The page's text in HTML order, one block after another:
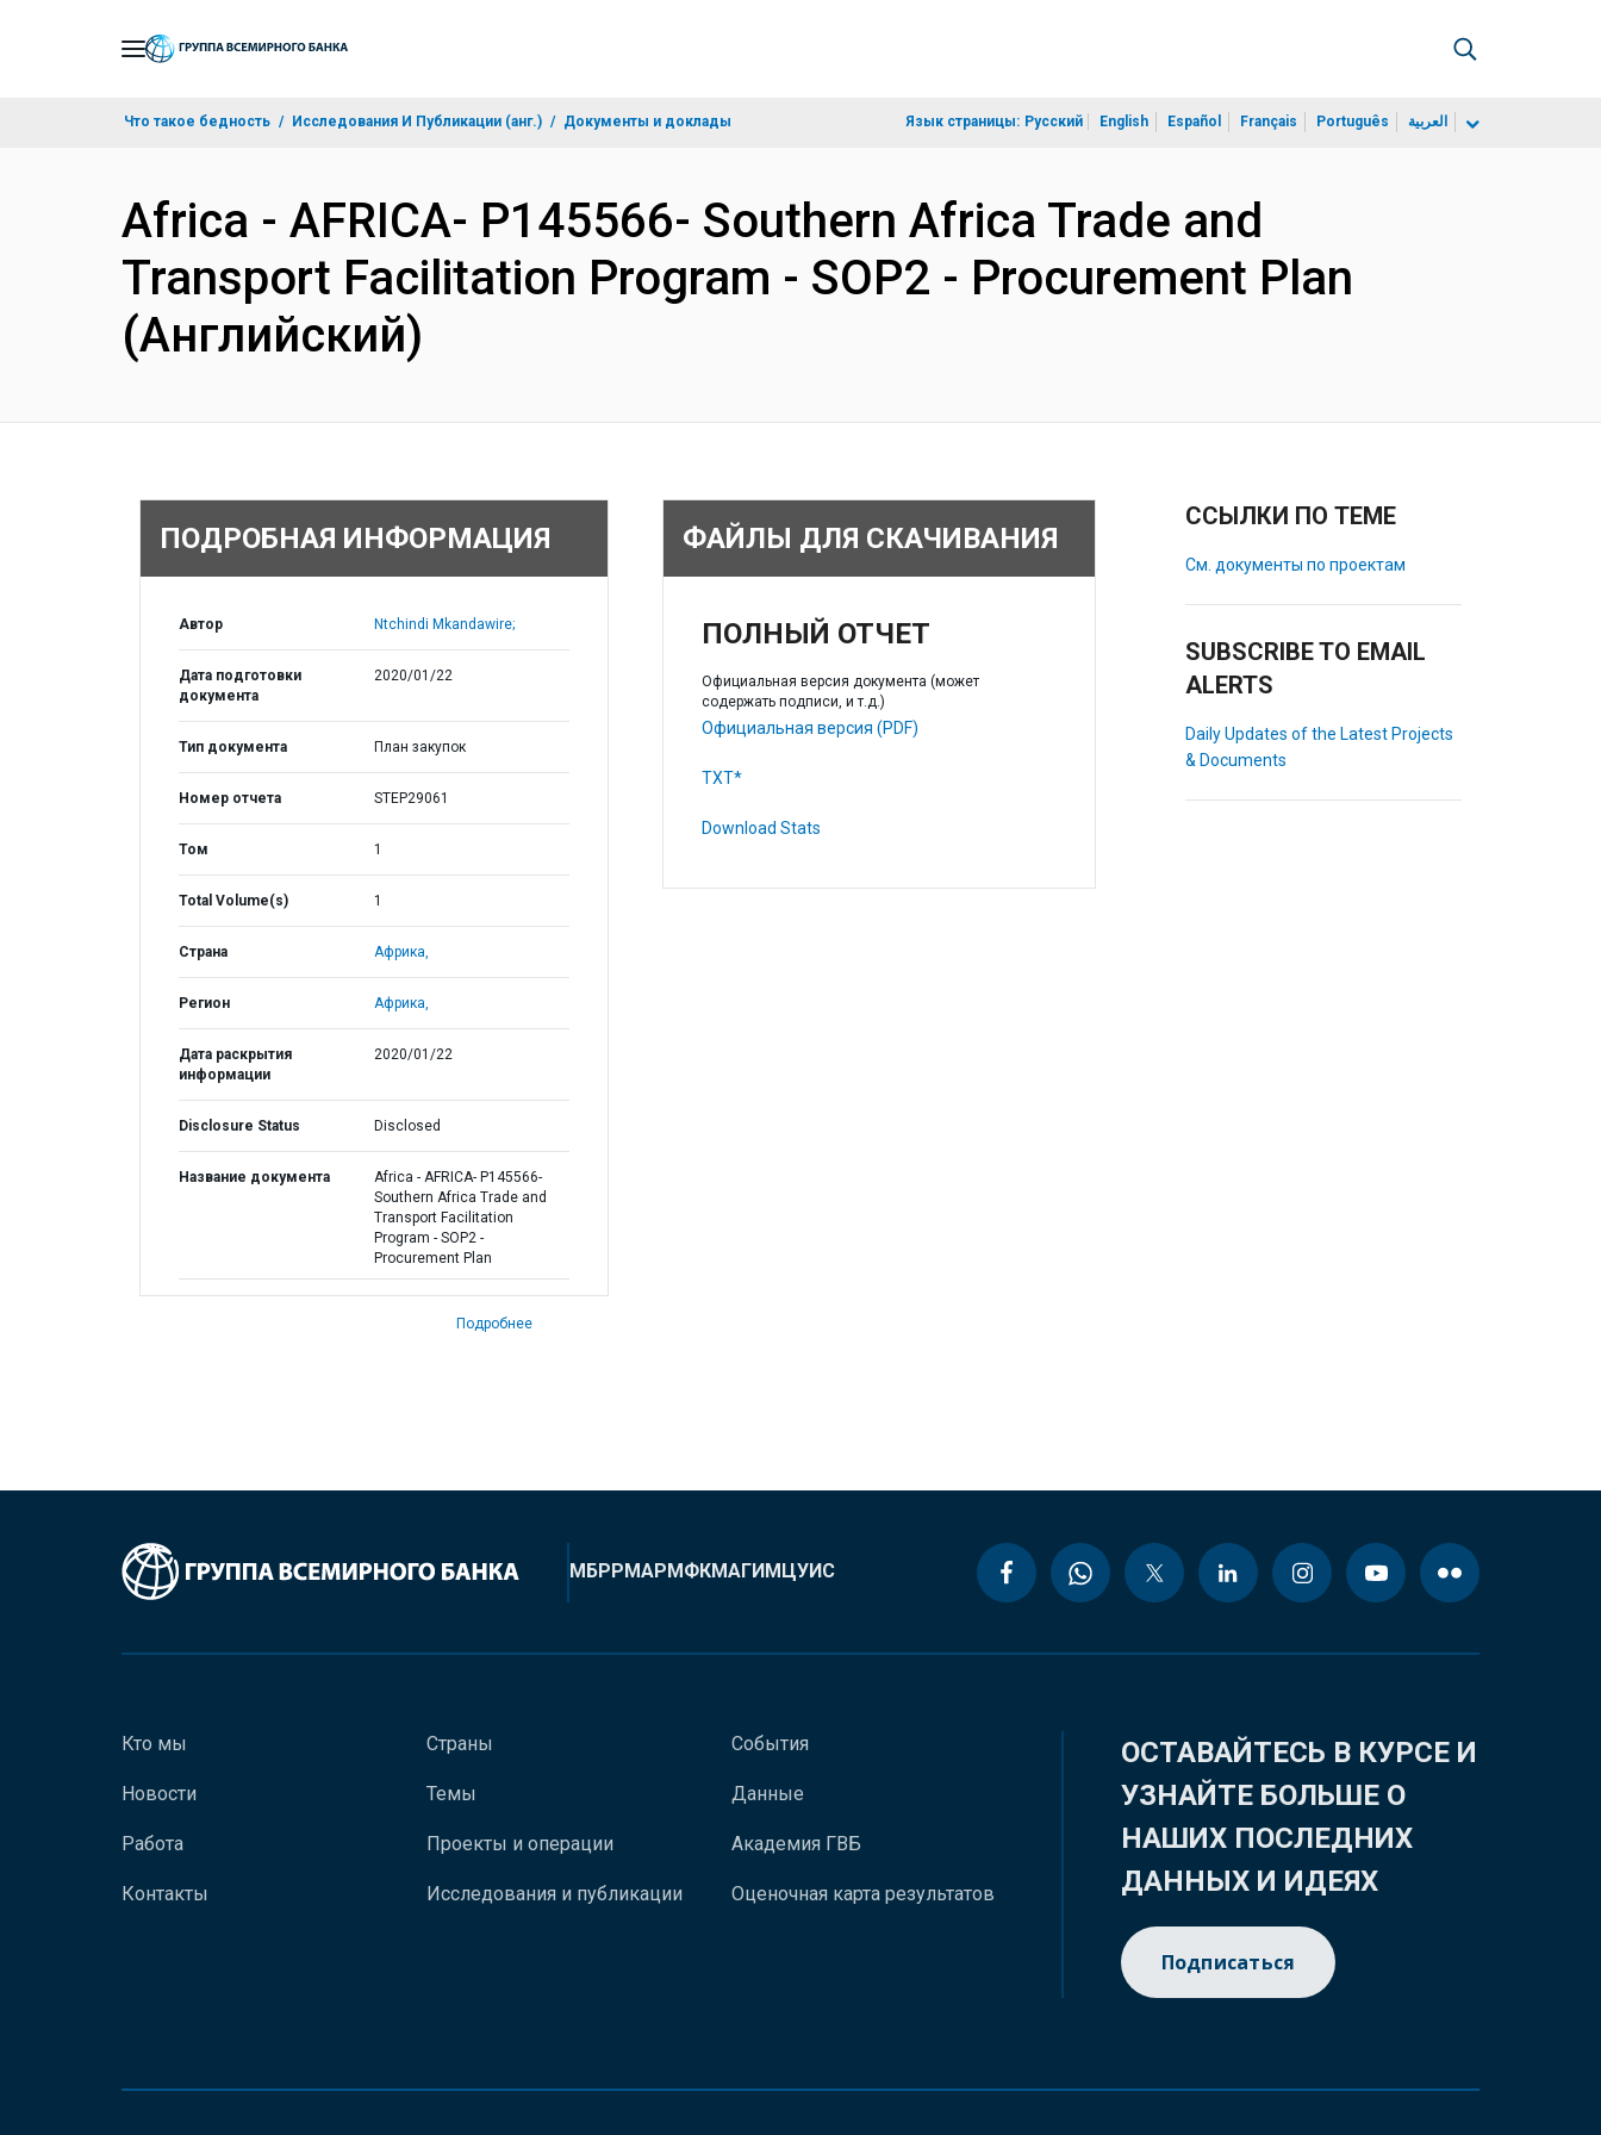
Что такое бедность Исследования И Публикации (анг.) Документы и доклады Язык страницы: Русский English Español Français Português العربية
Africa - AFRICA- P145566- Southern Africa Trade and
Transport Facilitation Program - SOP2 - Procurement Plan
(Английский)
ПОДРОБНАЯ ИНФОРМАЦИЯ
Автор Ntchindi Mkandawire;
Дата подготовки
документа
2020/01/22
Тип документа План закупок
Номер отчета STEP29061
Том 1
Total Volume(s) 1
Страна Африка,
Регион Африка,
Дата раскрытия
информации
2020/01/22
Disclosure Status Disclosed
Название документа
Africa - AFRICA- P145566-
Southern Africa Trade and
Transport Facilitation
Program - SOP2 -
Procurement Plan
Подробнее
ФАЙЛЫ ДЛЯ СКАЧИВАНИЯ
ПОЛНЫЙ ОТЧЕТ
Официальная версия документа (может
содержать подписи, и т.д.)
Официальная версия (PDF)
TXT*
Download Stats
ССЫЛКИ ПО ТЕМЕ
См. документы по проектам
SUBSCRIBE TO EMAIL
ALERTS
Daily Updates of the Latest Projects
& Documents
МБРРМАРМФКМАГИМЦУИС
Кто мы
Новости
Работа
Контакты
Страны
Темы
Проекты и операции
Исследования и публикации
События
Данные
Академия ГВБ
Оценочная карта результатов
ОСТАВАЙТЕСЬ В КУРСЕ И
УЗНАЙТЕ БОЛЬШЕ О
НАШИХ ПОСЛЕДНИХ
ДАННЫХ И ИДЕЯХ
Подписаться